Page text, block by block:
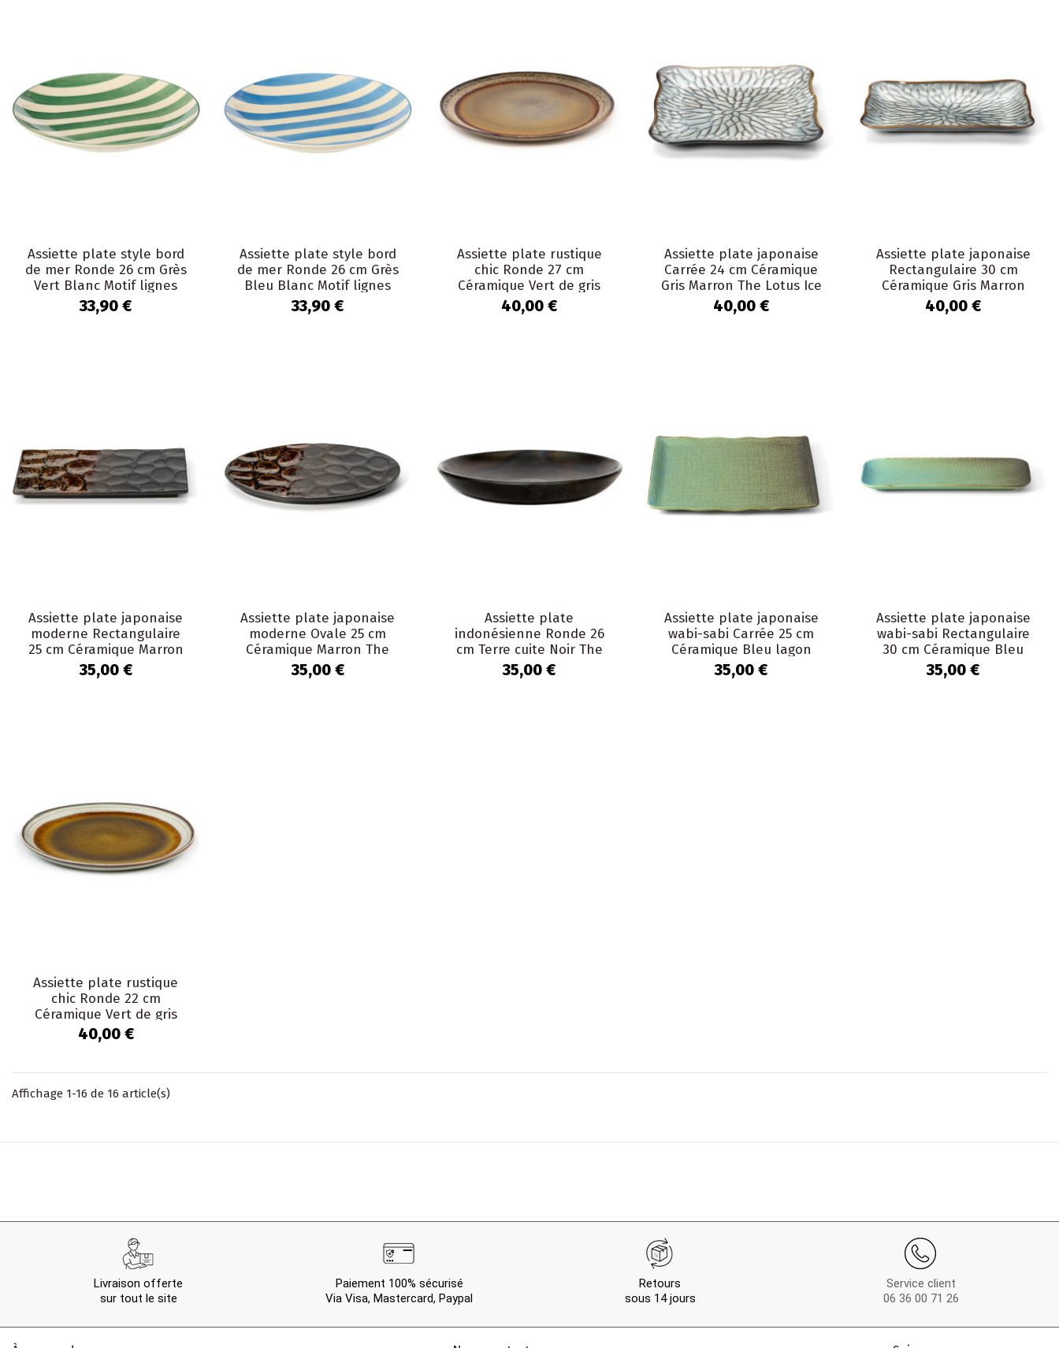
Assiette plate style bord
de mer Ronde 26 cm Grès
Vert Blanc Motif lignes
Verona
33,90 €
Assiette plate style bord
de mer Ronde 26 cm Grès
Bleu Blanc Motif lignes
Verona
33,90 €
Assiette plate rustique
chic Ronde 27 cm
Céramique Vert de gris
Marron foncé Beige The...
40,00 €
Assiette plate japonaise
Carrée 24 cm Céramique
Gris Marron The Lotus Ice
40,00 €
Assiette plate japonaise
Rectangulaire 30 cm
Céramique Gris Marron
The Lotus Ice
40,00 €
Assiette plate japonaise
moderne Rectangulaire
25 cm Céramique Marron
The Merapi
35,00 €
Assiette plate japonaise
moderne Ovale 25 cm
Céramique Marron The
Merapi
35,00 €
Assiette plate
indonésienne Ronde 26
cm Terre cuite Noir The
Burned
35,00 €
Assiette plate japonaise
wabi-sabi Carrée 25 cm
Céramique Bleu lagon
The Lagoon
35,00 €
Assiette plate japonaise
wabi-sabi Rectangulaire
30 cm Céramique Bleu
lagon The Lagoon
35,00 €
Assiette plate rustique
chic Ronde 22 cm
Céramique Vert de gris
Marron foncé Beige The...
40,00 €
Affichage 1-16 de 16 article(s)
Livraison offerte
sur tout le site
Paiement 100% sécurisé
Via Visa, Mastercard, Paypal
Retours
sous 14 jours
Service client
06 36 00 71 26